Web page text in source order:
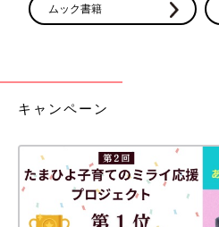
ムック書籍
キャンペーン